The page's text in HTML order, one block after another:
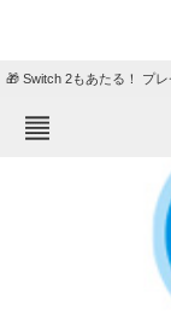
🎁 Switch 2もあたる！ プ